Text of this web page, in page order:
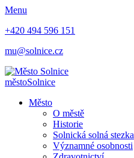
Menu
+420 494 596 151
mu@solnice.cz
městoSolnice
Město
O městě
Historie
Solnická solná stezka
Významné osobnosti